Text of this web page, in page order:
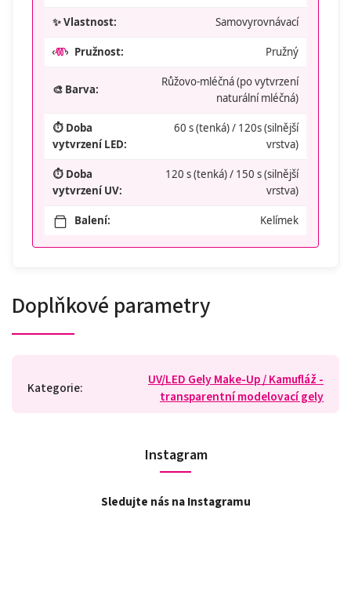
✨ Vlastnost: Samovyrovnávací
Pružnost: Pružný
🎨 Barva:
Růžovo-mléčná (po vytvrzení
naturální mléčná)
⏱️ Doba
vytvrzení LED:
60 s (tenká) / 120s (silnější
vrstva)
⏱️ Doba
vytvrzení UV:
120 s (tenká) / 150 s (silnější
vrstva)
Balení: Kelímek
Doplňkové parametry
Kategorie:
UV/LED Gely Make-Up / Kamufláž -
transparentní modelovací gely
Instagram
Sledujte nás na Instagramu